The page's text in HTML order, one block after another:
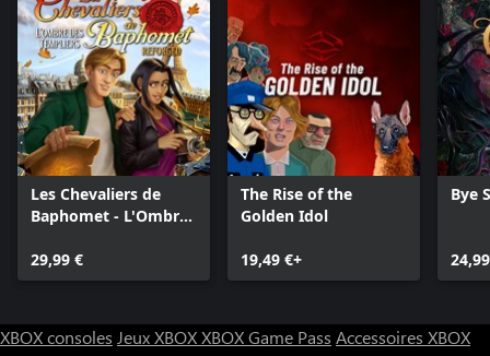
Les Chevaliers de
Baphomet - L'Ombre
Reforged
29,99 €
The Rise of the
Golden Idol
19,49 €+
Bye
XBOX consoles Jeux XBOXXBOX Game Pass Accessoires XBOX